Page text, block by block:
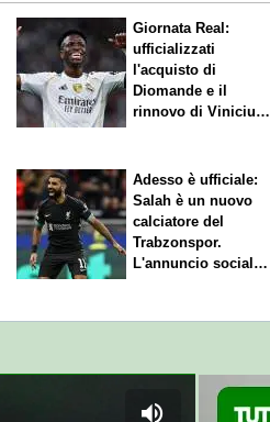
Giornata Real:
ufficializzati
l'acquisto di
Diomande e il
rinnovo di Vinicius.
Adesso è ufficiale:
Salah è un nuovo
calciatore del
Trabzonspor.
L'annuncio social